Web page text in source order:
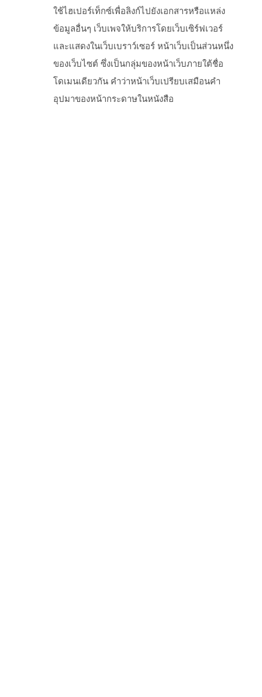
ใช้ไฮเปอร์เท็กซ์เพื่อลิงก์ไปยังเอกสารหรือแหล่ง
ข้อมูลอื่นๆ เว็บเพจให้บริการโดยเว็บเซิร์ฟเวอร์
และแสดงในเว็บเบราว์เซอร์ หน้าเว็บเป็นส่วนหนึ่ง
ของเว็บไซต์ ซึ่งเป็นกลุ่มของหน้าเว็บภายใต้ชื่อ
โดเมนเดียวกัน คำว่าหน้าเว็บเปรียบเสมือนคำ
อุปมาของหน้ากระดาษในหนังสือ